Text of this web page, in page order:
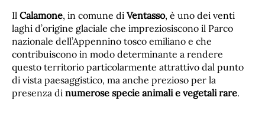
Il Calamone, in comune di Ventasso, è uno dei venti
laghi d’origine glaciale che impreziosiscono il Parco
nazionale dell’Appennino tosco emiliano e che
contribuiscono in modo determinante a rendere
questo territorio particolarmente attrattivo dal punto
di vista paesaggistico, ma anche prezioso per la
presenza di numerose specie animali e vegetali rare.